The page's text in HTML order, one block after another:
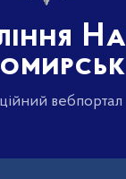
вебпортал